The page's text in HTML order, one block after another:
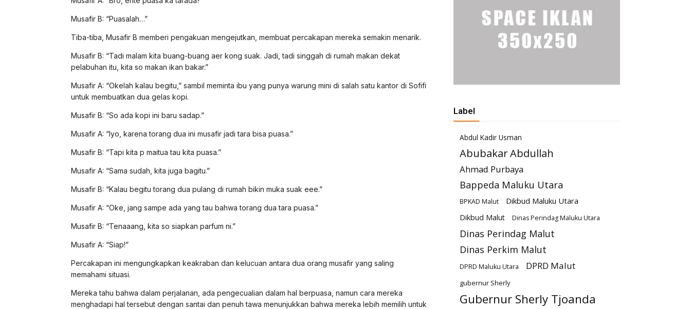
Musafir B: “Puasalah…”
Tiba-tiba, Musafir B memberi pengakuan mengejutkan, membuat percakapan mereka semakin menarik.
Musafir B: “Tadi malam kita buang-buang aer kong suak. Jadi, tadi singgah di rumah makan dekat
pelabuhan itu, kita so makan ikan bakar.”
Musafir A: “Okelah kalau begitu,” sambil meminta ibu yang punya warung mini di salah satu kantor di Sofifi
untuk membuatkan dua gelas kopi.
Musafir B: “So ada kopi ini baru sadap.”
Musafir A: “Iyo, karena torang dua ini musafir jadi tara bisa puasa.”
Musafir B: “Tapi kita p maitua tau kita puasa.”
Musafir A: “Sama sudah, kita juga bagitu.”
Musafir B: “Kalau begitu torang dua pulang di rumah bikin muka suak eee.”
Musafir A: “Oke, jang sampe ada yang tau bahwa torang dua tara puasa.”
Musafir B: “Tenaaang, kita so siapkan parfum ni.”
Musafir A: “Siap!”
Percakapan ini mengungkapkan keakraban dan kelucuan antara dua orang musafir yang saling
memahami situasi.
Mereka tahu bahwa dalam perjalanan, ada pengecualian dalam hal berpuasa, namun cara mereka
menghadapi hal tersebut dengan santai dan penuh tawa menunjukkan bahwa mereka lebih memilih untuk
Label
Abdul Kadir Usman
Abubakar Abdullah
Ahmad Purbaya
Bappeda Maluku Utara
BPKAD Malut Dikbud Maluku Utara
Dikbud Malut Dinas Perindag Maluku Utara
Dinas Perindag Malut
Dinas Perkim Malut
DPRD Maluku Utara DPRD Malut
gubernur Sherly
Gubernur Sherly Tjoanda